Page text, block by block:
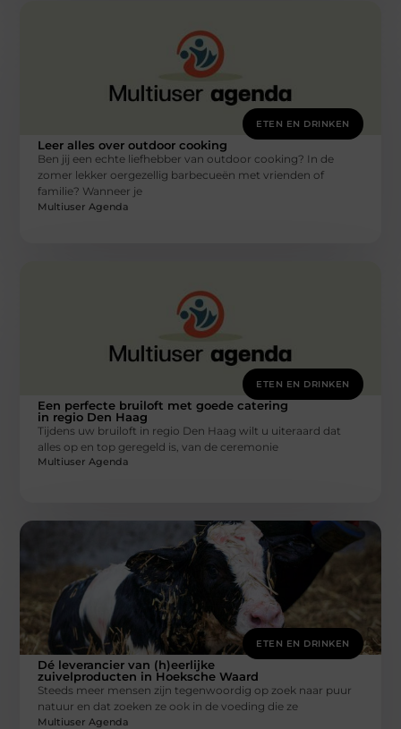
ETEN EN DRINKEN
Leer alles over outdoor cooking
Ben jij een echte liefhebber van outdoor cooking? In de
zomer lekker oergezellig barbecueën met vrienden of
familie? Wanneer je
Multiuser Agenda
ETEN EN DRINKEN
Een perfecte bruiloft met goede catering
in regio Den Haag
Tijdens uw bruiloft in regio Den Haag wilt u uiteraard dat
alles op en top geregeld is, van de ceremonie
Multiuser Agenda
ETEN EN DRINKEN
Dé leverancier van (h)eerlijke
zuivelproducten in Hoeksche Waard
Steeds meer mensen zijn tegenwoordig op zoek naar puur
natuur en dat zoeken ze ook in de voeding die ze
Multiuser Agenda